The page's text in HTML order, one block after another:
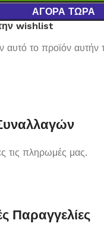
ΑΓΟΡΆ ΤΏΡΑ
wishlist
αυτό το προϊόν αυτήν
τις πληρωμές μας.
Παραγγελίες